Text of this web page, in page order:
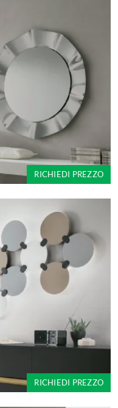
RICHIEDI PREZZO
RICHIEDI PREZZO